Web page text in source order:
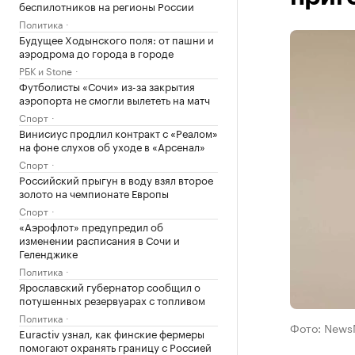
беспилотников на регионы России
Политика
Будущее Ходынского поля: от пашни и
аэродрома до города в городе
РБК и Stone
Футболисты «Сочи» из-за закрытия
аэропорта не смогли вылететь на матч
Спорт
Винисиус продлил контракт с «Реалом»
на фоне слухов об уходе в «Арсенал»
Спорт
Российский прыгун в воду взял второе
золото на чемпионате Европы
Спорт
«Аэрофлот» предупредил об
изменении расписания в Сочи и
Геленджике
Политика
Ярославский губернатор сообщил о
потушенных резервуарах с топливом
Политика
Euractiv узнал, как финские фермеры
помогают охранять границу с Россией
Фото: